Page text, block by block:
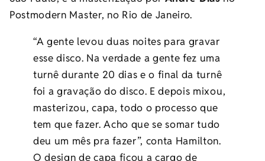
Postmodern Master, no Rio de Janeiro.
“A gente levou duas noites para gravar
esse disco. Na verdade a gente fez uma
turnê durante 20 dias e o final da turnê
foi a gravação do disco. E depois mixou,
masterizou, capa, todo o processo que
tem que fazer. Acho que se somar tudo
deu um mês pra fazer”, conta Hamilton.
O design de capa ficou a cargo de